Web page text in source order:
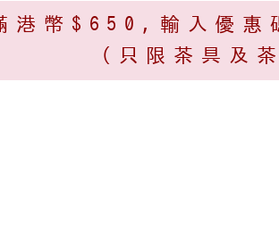
港幣$650,輸入優惠
(只限茶具及